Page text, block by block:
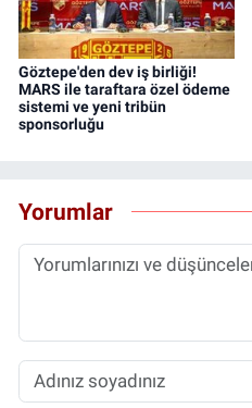
Göztepe'den dev iş birliği!
MARS ile taraftara özel ödeme
sistemi ve yeni tribün
sponsorluğu
Yorumlar